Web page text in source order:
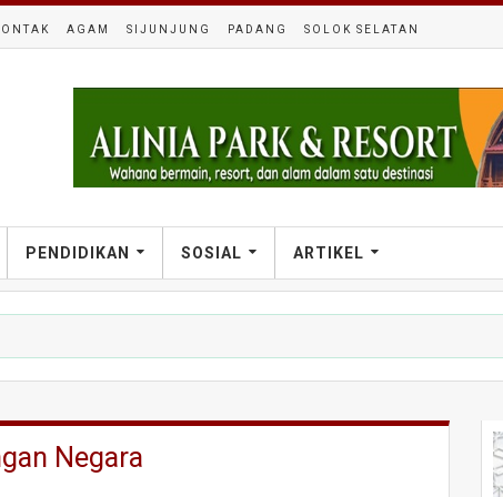
AGAM SIJUNJUNG PADANG SOLOK SELATAN
PENDIDIKAN SOSIAL ARTIKEL
Kota
Negara